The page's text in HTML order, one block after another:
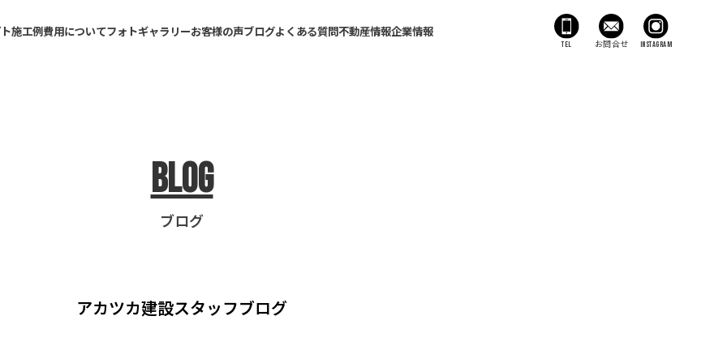
施工例費用についてフォトギャラリーお客様の声ブログよくある質問不動産情報企業情報
TEL お問合せ Instagram
Blog
ブログ
アカツカ建設スタッフブログ